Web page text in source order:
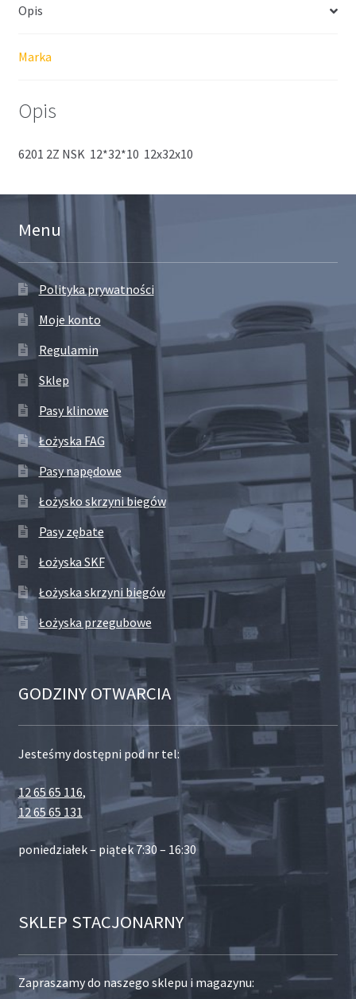
Opis
Marka
Opis
6201 2Z NSK 12*32*10 12x32x10
Menu
Polityka prywatności
Moje konto
Regulamin
Sklep
Pasy klinowe
Łożyska FAG
Pasy napędowe
Łożysko skrzyni biegów
Pasy zębate
Łożyska SKF
Łożyska skrzyni biegów
Łożyska przegubowe
GODZINY OTWARCIA
Jesteśmy dostępni pod nr tel:
12 65 65 116,
12 65 65 131
poniedziałek – piątek 7:30 – 16:30
SKLEP STACJONARNY
Zapraszamy do naszego sklepu i magazynu: